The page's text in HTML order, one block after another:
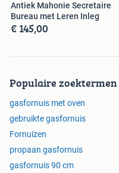
Antiek Mahonie Secretaire
Bureau met Leren Inleg
€ 145,00
Populaire zoektermen
gasfornuis met oven
gebruikte gasfornuis
Fornuizen
propaan gasfornuis
gasfornuis 90 cm